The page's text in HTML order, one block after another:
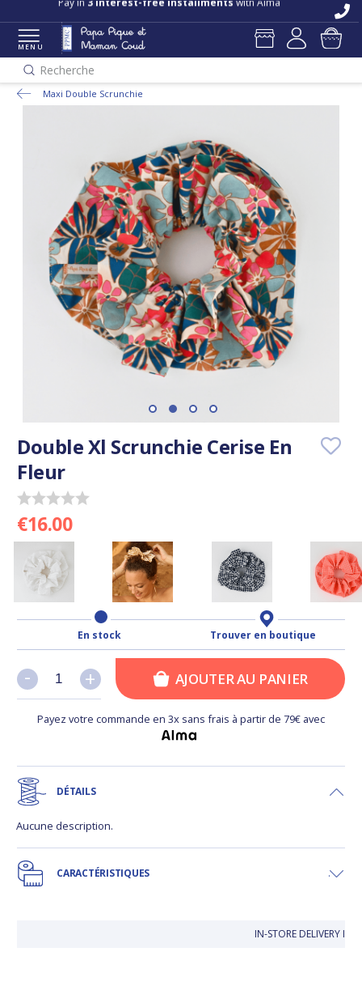
MENU
Recherche
Maxi Double Scrunchie
Double Xl Scrunchie Cerise En
Fleur
€16.00
En stock Trouver en boutique
+
- +
- AJOUTER AU PANIER
Payez votre commande en 3x sans frais à partir de 79€ avec
DÉTAILS
Aucune description.
CARACTÉRISTIQUES
IN-STORE DELIVERY IS